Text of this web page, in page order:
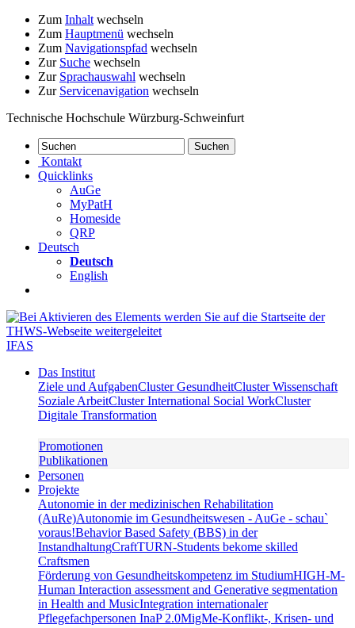
Zum Inhalt wechseln
Zum Hauptmenü wechseln
Zum Navigationspfad wechseln
Zur Suche wechseln
Zur Sprachauswahl wechseln
Zur Servicenavigation wechseln
Technische Hochschule Würzburg-Schweinfurt
Kontakt
Quicklinks
AuGe
MyPatH
Homeside
QRP
Deutsch
Deutsch
English
IFAS
Das Institut
Ziele und AufgabenCluster GesundheitCluster Wissenschaft
Soziale ArbeitCluster International Social WorkCluster
Digitale Transformation
Promotionen
Publikationen
Personen
Projekte
Autonomie in der medizinischen Rehabilitation
(AuRe)Autonomie im Gesundheitswesen - AuGe - schau`
voraus!Behavior Based Safety (BBS) in der
InstandhaltungCraftTURN-Students bekome skilled
Craftsmen
Förderung von Gesundheitskompetenz im StudiumHIGH-M-
Human Interaction assessment and Generative segmentation
in Health and MusicIntegration internationaler
Pflegefachpersonen InaP 2.0MigMe-Konflikt-, Krisen- und